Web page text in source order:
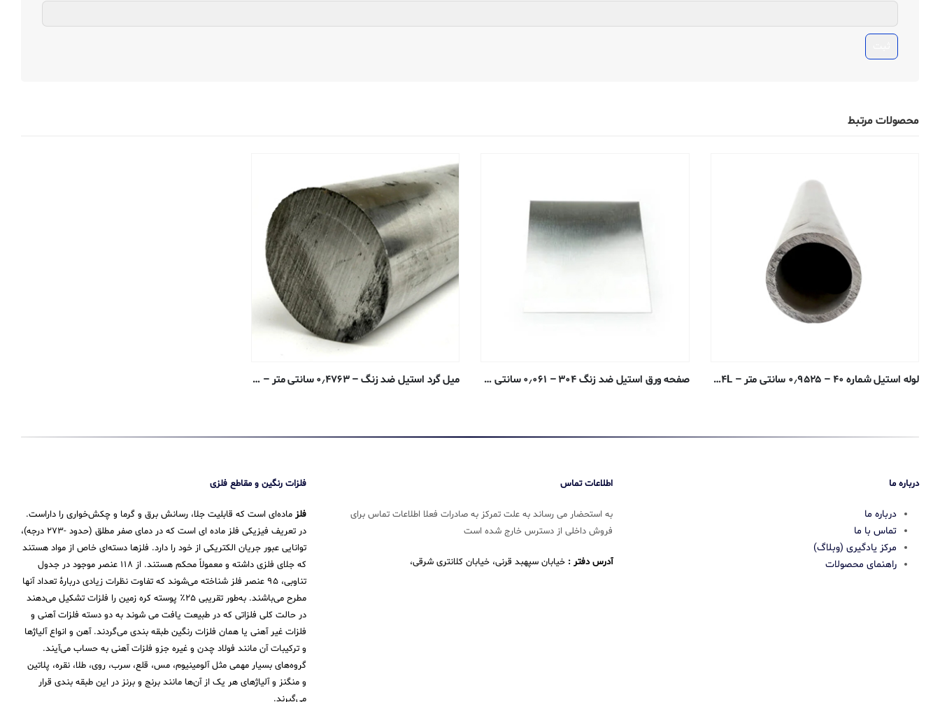
محصولات مرتبط
لوله استیل شماره ۴۰ – ۰٫۹۵۲۵ سانتی متر – ۳۰۴/۳۰۴L جوش داده شده صفحه ورق استیل ضد زنگ ۳۰۴ – ۰٫۰۶۱ سانتی متر – #۴ آنیل میل گرد استیل ضد زنگ – ۰٫۴۷۶۳ سانتی متر – ۳۰۴/۳۰۴L پوشش خنک کننده آنیل
درباره ما
درباره ما
تماس با ما
مرکز یادگیری (وبلاگ)
راهنمای محصولات
اطلاعات تماس
به استحضار می رساند به علت تمرکز به صادرات فعلا اطلاعات تماس برای
فروش داخلی از دسترس خارج شده است
آدرس دفتر : خیابان سپهبد قرنی، خیابان کلانتری شرقی،
فلزات رنگین و مقاطع فلزی
فلز ماده‌ای است که قابلیت جلا، رسانش برق و گرما و چکش‌خواری را داراست.
در تعریف فیزیکی فلز ماده ای است که در دمای صفر مطلق (حدود -۲۷۳ درجه)،
توانایی عبور جریان الکتریکی از خود را دارد. فلزها دسته‌ای خاص از مواد هستند
که جلای فلزی داشته و معمولاً محکم هستند. از ۱۱۸ عنصر موجود در جدول
تناوبی، ۹۵ عنصر فلز شناخته می‌شوند که تفاوت نظرات زیادی دربارهٔ تعداد آنها
مطرح می‌باشند. به‌طور تقریبی ۲۵٪ پوسته کره زمین را فلزات تشکیل می‌دهند
در حالت کلی فلزاتی که در طبیعت یافت می شوند به دو دسته فلزات آهنی و
فلزات غیر آهنی یا همان فلزات رنگین طبقه بندی می‌گردند. آهن و انواع آلیاژها
و ترکیبات آن مانند فولاد چدن و غیره جزو فلزات آهنی به حساب می‌‌آیند.
گروه‌های بسیار مهمی مثل آلومینیوم، مس، قلع، سرب، روی، طلا، نقره، پلاتین
و منگنز و آلیاژهای هر یک از آن‌ها مانند برنج و برنز در این طبقه‌ بندی قرار
می‌‌گیرند.